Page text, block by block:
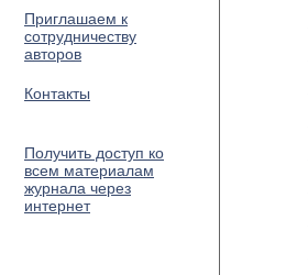
Приглашаем к
сотрудничеству
авторов
Контакты
Получить доступ ко
всем материалам
журнала через
интернет